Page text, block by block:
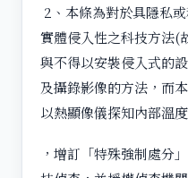
2、本條為對於具隱私
實體侵入性之科技方法(
與不得以安裝侵入式的
及攝錄影像的方法，而
以熱顯像儀探知內部溫
，增訂「特殊強制處分